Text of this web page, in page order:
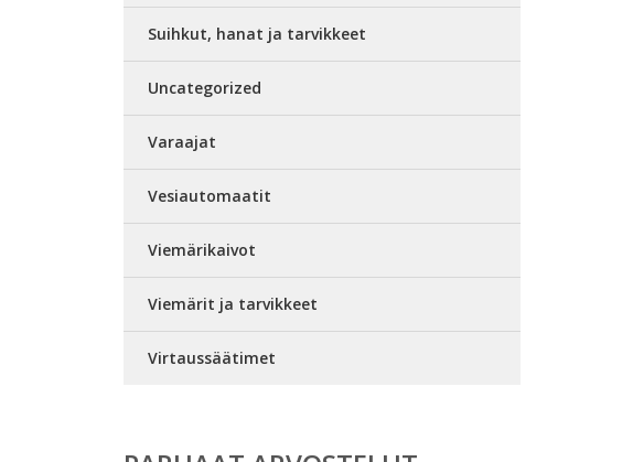
Suihkut, hanat ja tarvikkeet
Uncategorized
Varaajat
Vesiautomaatit
Viemärikaivot
Viemärit ja tarvikkeet
Virtaussäätimet